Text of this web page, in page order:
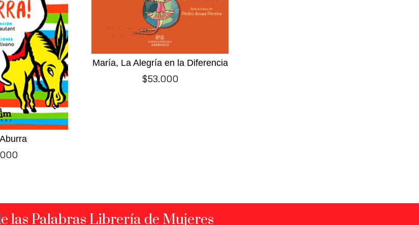
María, La Alegría en la Diferencia
$53.000
las Palabras Librería de Mujeres